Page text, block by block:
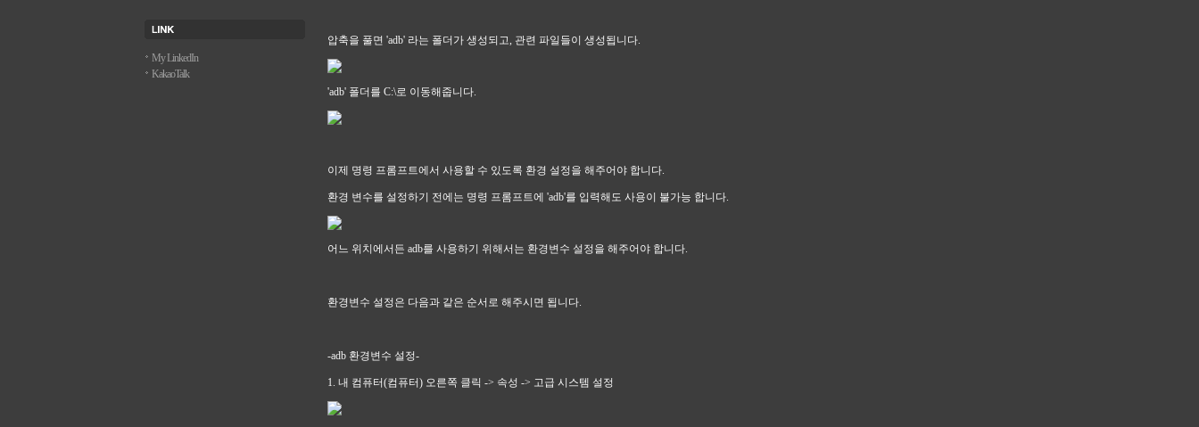
압축을 풀면 'adb' 라는 폴더가 생성되고, 관련 파일들이 생성됩니다.
'adb' 폴더를 C:\로 이동해줍니다.
이제 명령 프롬프트에서 사용할 수 있도록 환경 설정을 해주어야 합니다.
환경 변수를 설정하기 전에는 명령 프롬프트에 'adb'를 입력해도 사용이 불가능 합니다.
어느 위치에서든 adb를 사용하기 위해서는 환경변수 설정을 해주어야 합니다.
환경변수 설정은 다음과 같은 순서로 해주시면 됩니다.
-adb 환경변수 설정-
1. 내 컴퓨터(컴퓨터) 오른쪽 클릭 -> 속성 -> 고급 시스템 설정
My LinkedIn
KakaoTalk